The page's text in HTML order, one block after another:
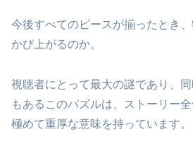
今後すべてのピースが揃ったとき
かび上がるのか。
視聴者にとって最大の謎であり、同
もあるこのパズルは、ストーリー全
極めて重厚な意味を持っています。